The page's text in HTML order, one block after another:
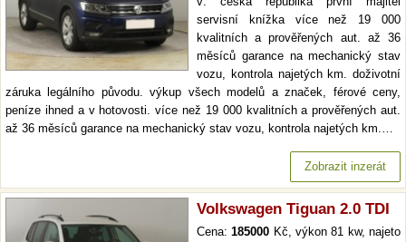
servisní knížka více než 19 000
kvalitních a prověřených aut. až 36
měsíců garance na mechanický stav
vozu, kontrola najetých km. doživotní
záruka legálního původu. výkup všech modelů a značek, férové ceny,
peníze ihned a v hotovosti. více než 19 000 kvalitních a prověřených aut.
až 36 měsíců garance na mechanický stav vozu, kontrola najetých km.…
Zobrazit inzerát
Volkswagen Tiguan 2.0 TDI
Cena:185000 Kč, výkon 81 kw, najeto